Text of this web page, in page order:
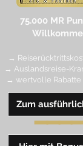
Zum
75.000 MR
→
→ Auslandsreise-
→ wertvolle Rabatte
━━━━